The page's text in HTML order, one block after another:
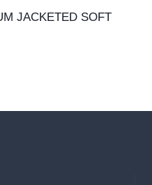
JACKETED SOFT